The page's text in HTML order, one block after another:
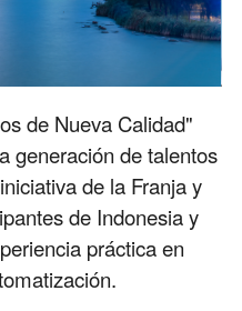
de Nueva Calidad"
generación de talentos
de la Franja y
de Indonesia y
práctica en